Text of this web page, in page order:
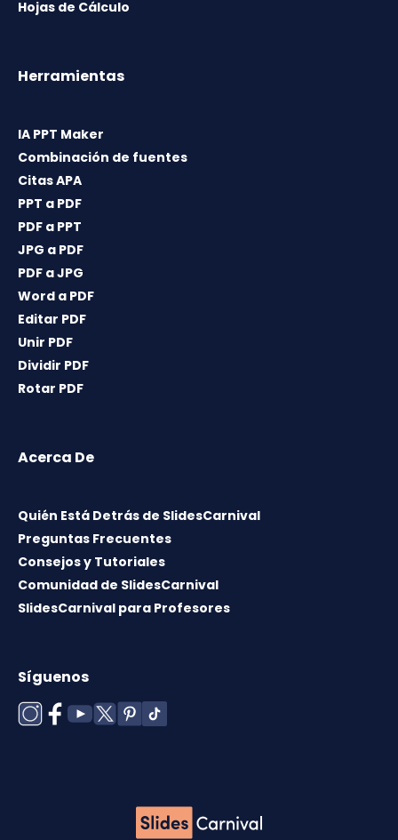
Hojas de Cálculo
Herramientas
IA PPT Maker
Combinación de fuentes
Citas APA
PPT a PDF
PDF a PPT
JPG a PDF
PDF a JPG
Word a PDF
Editar PDF
Unir PDF
Dividir PDF
Rotar PDF
Acerca De
Quién Está Detrás de SlidesCarnival
Preguntas Frecuentes
Consejos y Tutoriales
Comunidad de SlidesCarnival
SlidesCarnival para Profesores
Síguenos